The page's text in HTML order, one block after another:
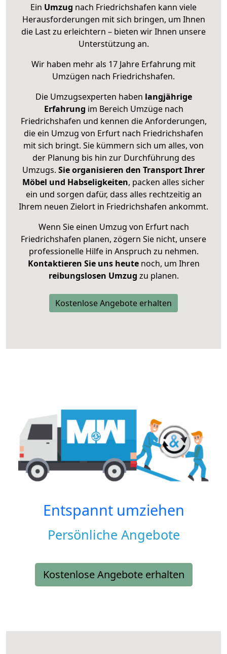
Ein Umzug nach Friedrichshafen kann viele
Herausforderungen mit sich bringen, um Ihnen
die Last zu erleichtern – bieten wir Ihnen unsere
Unterstützung an.
Wir haben mehr als 17 Jahre Erfahrung mit
Umzügen nach Friedrichshafen.
Die Umzugsexperten haben langjährige
Erfahrung im Bereich Umzüge nach
Friedrichshafen und kennen die Anforderungen,
die ein Umzug von Erfurt nach Friedrichshafen
mit sich bringt. Sie kümmern sich um alles, von
der Planung bis hin zur Durchführung des
Umzugs. Sie organisieren den Transport Ihrer
Möbel und Habseligkeiten, packen alles sicher
ein und sorgen dafür, dass alles rechtzeitig an
Ihrem neuen Zielort in Friedrichshafen ankommt.
Wenn Sie einen Umzug von Erfurt nach
Friedrichshafen planen, zögern Sie nicht, unsere
professionelle Hilfe in Anspruch zu nehmen.
Kontaktieren Sie uns heutenoch, um Ihren
reibungslosen Umzug zu planen.
Kostenlose Angebote erhalten
Entspannt umziehen
Persönliche Angebote
Kostenlose Angebote erhalten